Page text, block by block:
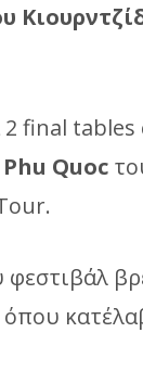
final tables
Phu Quoc